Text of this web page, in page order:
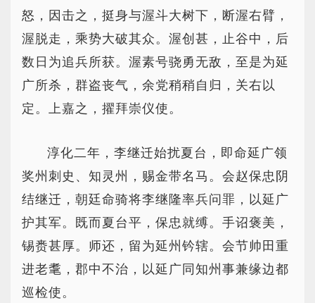
怒，因击之，挺身与渥斗大树下，断渥右臂，
渥脱走，乘势大破其众。渥创甚，止谷中，后
数日为追兵所获。渥素号骁勇无敌，至是为延
广所杀，群盗丧气，余党稍稍自归，关右以
定。上嘉之，擢拜崇仪使。
淳化二年，李继迁始扰夏台，即命延广领
奖州刺史、知灵州，赐金带名马。会赵保忠阴
结继迁，朝廷命骑将李继隆率兵问罪，以延广
护其军。既而夏台平，保忠就缚。手诏褒美，
锡赉甚厚。师还，留为延州钤辖。会节帅田重
进老耄，郡中不治，以延广同知州事兼缘边都
巡检使。